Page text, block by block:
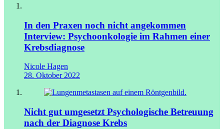
In den Praxen noch nicht angekommen
Interview: Psychoonkologie im Rahmen einer
Krebsdiagnose
Nicole Hagen
28. Oktober 2022
Nicht gut umgesetzt Psychologische Betreuung
nach der Diagnose Krebs